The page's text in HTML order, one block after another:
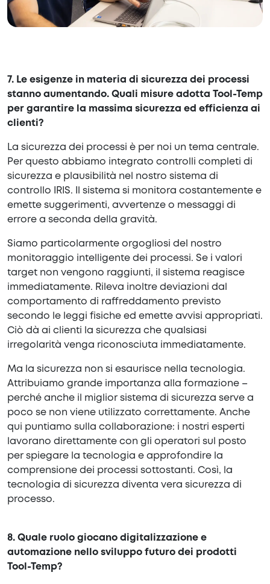
7. Le esigenze in materia di sicurezza dei processi
stanno aumentando. Quali misure adotta Tool-Temp
per garantire la massima sicurezza ed efficienza ai
clienti?
La sicurezza dei processi è per noi un tema centrale.
Per questo abbiamo integrato controlli completi di
sicurezza e plausibilità nel nostro sistema di
controllo IRIS. Il sistema si monitora costantemente e
emette suggerimenti, avvertenze o messaggi di
errore a seconda della gravità.
Siamo particolarmente orgogliosi del nostro
monitoraggio intelligente dei processi. Se i valori
target non vengono raggiunti, il sistema reagisce
immediatamente. Rileva inoltre deviazioni dal
comportamento di raffreddamento previsto
secondo le leggi fisiche ed emette avvisi appropriati.
Ciò dà ai clienti la sicurezza che qualsiasi
irregolarità venga riconosciuta immediatamente.
Ma la sicurezza non si esaurisce nella tecnologia.
Attribuiamo grande importanza alla formazione –
perché anche il miglior sistema di sicurezza serve a
poco se non viene utilizzato correttamente. Anche
qui puntiamo sulla collaborazione: i nostri esperti
lavorano direttamente con gli operatori sul posto
per spiegare la tecnologia e approfondire la
comprensione dei processi sottostanti. Così, la
tecnologia di sicurezza diventa vera sicurezza di
processo.
8. Quale ruolo giocano digitalizzazione e
automazione nello sviluppo futuro dei prodotti
Tool-Temp?